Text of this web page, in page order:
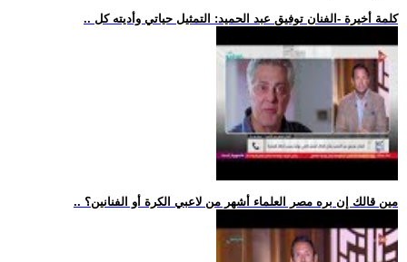
.. كلمة أخيرة -الفنان توفيق عبد الحميد: التمثيل حياتي وأديته كل
.. مين قالك إن بره مصر العلماء أشهر من لاعبي الكرة أو الفنانين؟